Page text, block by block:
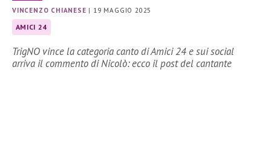
VINCENZO CHIANESE | 19 MAGGIO 2025
AMICI 24
TrigNO vince la categoria canto di Amici 24 e sui social
arriva il commento di Nicolò: ecco il post del cantante